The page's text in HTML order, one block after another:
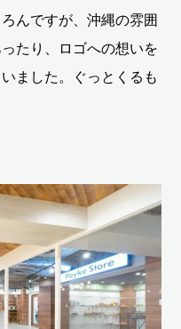
んですが、沖縄の雰囲
たり、ロゴへの想いを
ました。ぐっとくるも